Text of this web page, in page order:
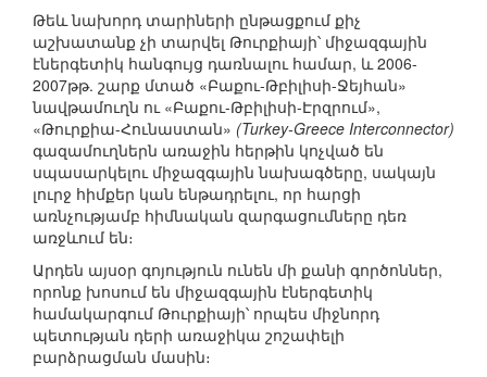
Թեև նախորդ տարիների ընթացքում քիչ
աշխատանք չի տարվել Թուրքիայի՝ միջազգային
էներգետիկ հանգույց դառնալու համար, և 2006-
2007թթ. շարք մտած «Բաքու-Թբիլիսի-Ջեյհան»
նավթամուղն ու «Բաքու-Թբիլիսի-Էրզրում»,
«Թուրքիա-Հունաստան» (Turkey-Greece Interconnector)
գազամուղներն առաջին հերթին կոչված են
սպասարկելու միջազգային նախագծերը, սակայն
լուրջ հիմքեր կան ենթադրելու, որ հարցի
առնչությամբ հիմնական զարգացումները դեռ
առջևում են։
Արդեն այսօր գոյություն ունեն մի քանի գործոններ,
որոնք խոսում են միջազգային էներգետիկ
համակարգում Թուրքիայի՝ որպես միջնորդ
պետության դերի առաջիկա շոշափելի
բարձրացման մասին։